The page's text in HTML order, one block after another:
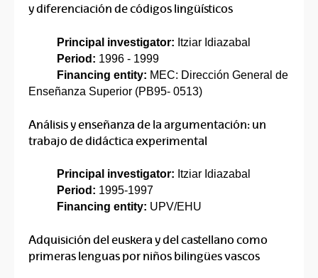
y diferenciación de códigos lingüísticos
Principal investigator: Itziar Idiazabal
Period: 1996 - 1999
Financing entity: MEC: Dirección General de
Enseñanza Superior (PB95- 0513)
Análisis y enseñanza de la argumentación: un
trabajo de didáctica experimental
Principal investigator: Itziar Idiazabal
Period: 1995-1997
Financing entity: UPV/EHU
Adquisición del euskera y del castellano como
primeras lenguas por niños bilingües vascos